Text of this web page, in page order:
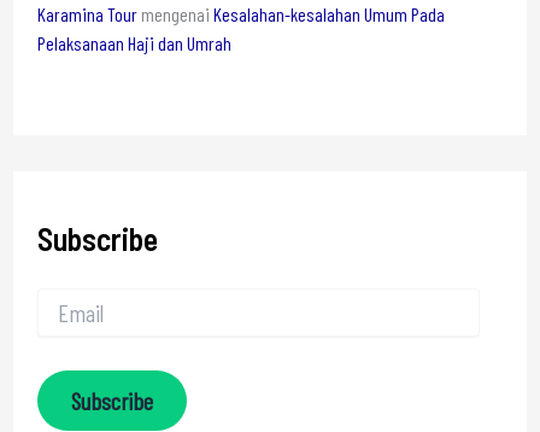
Karamina Tourmengenai Kesalahan-kesalahan Umum Pada
Pelaksanaan Haji dan Umrah
Subscribe
Subscribe